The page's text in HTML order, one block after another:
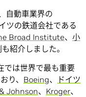
自動車業界の
ツの鉄道会社である
Broad Institute、 小
紹介しました。
では世界で最も重要
り、 Boeing、
ドイツ
Johnson、 Kroger、